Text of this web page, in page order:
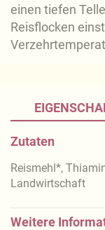
einen tiefen
Reisflocken
Zutaten
Reismehl*,
Landwirtschaft
Weitere